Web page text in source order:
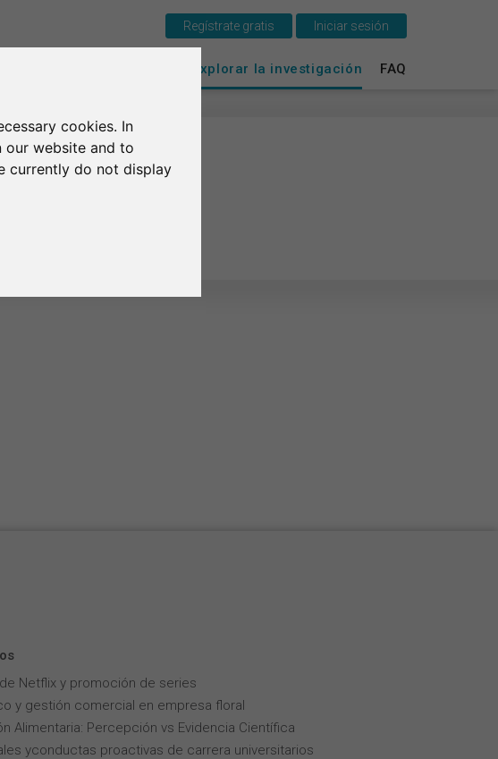
cookies. In
our website and to
currently do not display
Explorar la investigación FAQ
Regístrate gratis Iniciar sesión
Netflix y promoción de series
y gestión comercial en empresa floral
Alimentaria: Percepción vs Evidencia Científica
yconductas proactivas de carrera universitarios